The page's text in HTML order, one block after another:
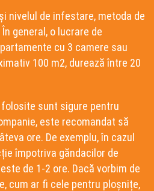
nivelul de infestare, metoda de
general, o lucrare de
cu 3 camere sau
100 m2, durează între 20
sunt sigure pentru
este recomandat să
ore. De exemplu, în cazul
împotriva găndacilor de
de 1-2 ore. Dacă vorbim de
cum ar fi cele pentru ploșnițe,